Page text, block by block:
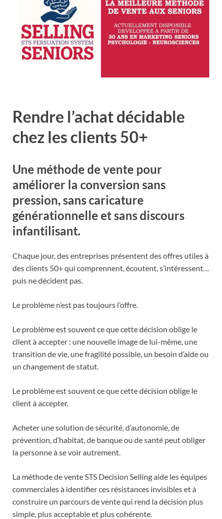
Rendre l’achat décidable
chez les clients 50+
Une méthode de vente pour
améliorer la conversion sans
pression, sans caricature
générationnelle et sans discours
infantilisant.
Chaque jour, des entreprises présentent des offres utiles à
des clients 50+ qui comprennent, écoutent, s’intéressent…
puis ne décident pas.
Le problème n’est pas toujours l’offre.
Le problème est souvent ce que cette décision oblige le
client à accepter : une nouvelle image de lui-même, une
transition de vie, une fragilité possible, un besoin d’aide ou
un changement de statut.
Le problème est souvent ce que cette décision oblige le
client à accepter.
Acheter une solution de sécurité, d’autonomie, de
prévention, d’habitat, de banque ou de santé peut obliger
la personne à se voir autrement.
La méthode de vente STS Decision Selling aide les équipes
commerciales à identifier ces résistances invisibles et à
construire un parcours de vente qui rend la décision plus
simple, plus acceptable et plus cohérente.